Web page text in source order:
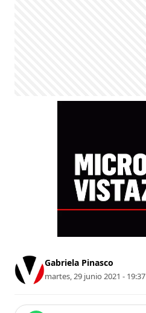
Gabriela Pinasco
martes, 29 junio 2021 - 19:37